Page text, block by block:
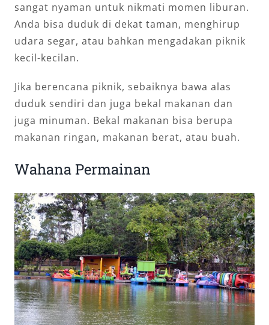
sangat nyaman untuk nikmati momen liburan.
Anda bisa duduk di dekat taman, menghirup
udara segar, atau bahkan mengadakan piknik
kecil-kecilan.
Jika berencana piknik, sebaiknya bawa alas
duduk sendiri dan juga bekal makanan dan
juga minuman. Bekal makanan bisa berupa
makanan ringan, makanan berat, atau buah.
Wahana Permainan